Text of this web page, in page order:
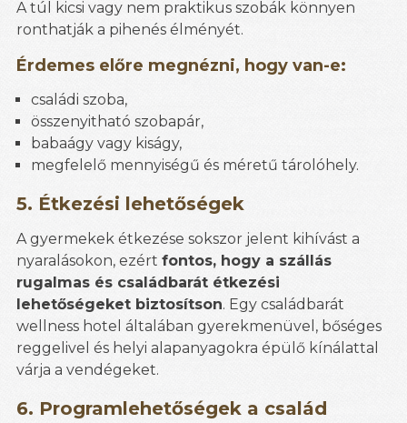
A túl kicsi vagy nem praktikus szobák könnyen
ronthatják a pihenés élményét.
Érdemes előre megnézni, hogy van-e:
családi szoba,
összenyitható szobapár,
babaágy vagy kiságy,
megfelelő mennyiségű és méretű tárolóhely.
5. Étkezési lehetőségek
A gyermekek étkezése sokszor jelent kihívást a
nyaralásokon, ezért fontos, hogy a szállás
rugalmas és családbarát étkezési
lehetőségeket biztosítson. Egy családbarát
wellness hotel általában gyerekmenüvel, bőséges
reggelivel és helyi alapanyagokra épülő kínálattal
várja a vendégeket.
6. Programlehetőségek a család